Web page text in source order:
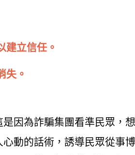
建立信任。
失。
是因為詐騙集團看準民眾，
動的話術，誘導民眾從事